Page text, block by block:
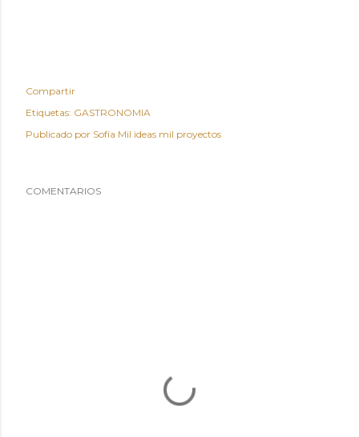
Compartir
Etiquetas: GASTRONOMIA
Publicado por Sofía Mil ideas mil proyectos
COMENTARIOS